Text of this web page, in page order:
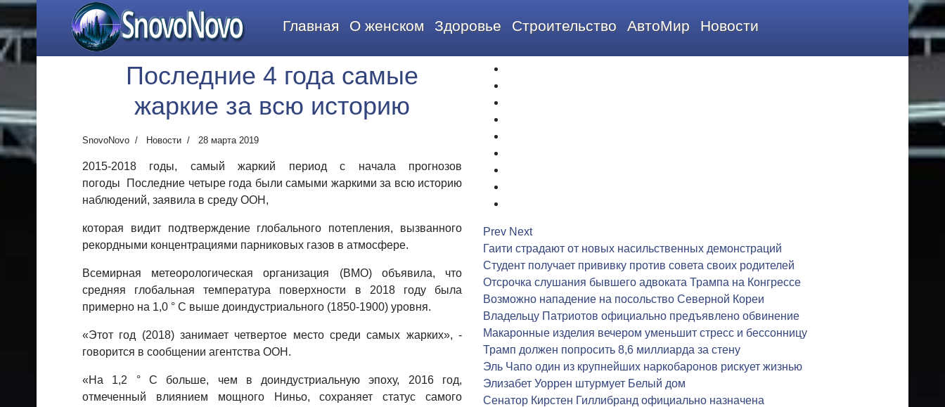
SnovoNovo Главная О женском Здоровье Строительство АвтоМир Новости
Последние 4 года самые
жаркие за всю историю
SnovoNovo Новости 28 марта 2019
2015-2018 годы, самый жаркий период с начала прогнозов
погоды
Последние четыре года были самыми жаркими за всю историю
наблюдений, заявила в среду ООН,
которая видит подтверждение глобального потепления, вызванного
рекордными концентрациями парниковых газов в атмосфере.
Всемирная метеорологическая организация (ВМО) объявила, что
средняя глобальная температура поверхности в 2018 году была
примерно на 1,0 ° C выше доиндустриального (1850-1900) уровня.
«Этот год (2018) занимает четвертое место среди самых жарких», -
говорится в сообщении агентства ООН.
«На 1,2 ° C больше, чем в доиндустриальную эпоху, 2016 год,
отмеченный влиянием мощного Ниньо, сохраняет статус самого
Prev Next
Гаити страдают от новых насильственных демонстраций
Студент получает прививку против совета своих родителей
Отсрочка слушания бывшего адвоката Трампа на Конгрессе
Возможно нападение на посольство Северной Кореи
Владельцу Патриотов официально предъявлено обвинение
Макаронные изделия вечером уменьшит стресс и бессонницу
Трамп должен попросить 8,6 миллиарда за стену
Эль Чапо один из крупнейших наркобаронов рискует жизнью
Элизабет Уоррен штурмует Белый дом
Сенатор Кирстен Гиллибранд официально назначена